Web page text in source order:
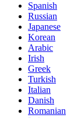
Spanish
Russian
Japanese
Korean
Arabic
Irish
Greek
Turkish
Italian
Danish
Romanian